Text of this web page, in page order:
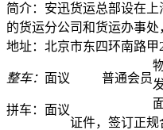
简介：安迅货运总部设在
的货运分公司和货运办事
地址：北京市东四环南路甲
整车： 面议
拼车： 面议
普通会员
证件，签订正规